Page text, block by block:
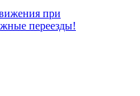
при
переезды!